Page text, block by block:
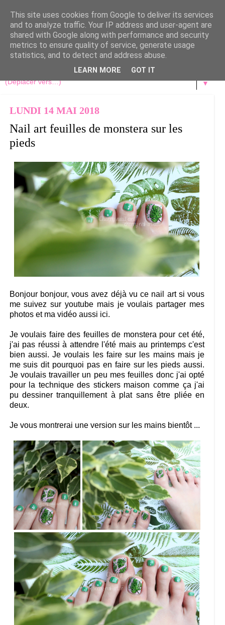
▼
LUNDI 14 MAI 2018
Nail art feuilles de monstera sur les
pieds
Bonjour bonjour, vous avez déjà vu ce nail art si vous
me suivez sur youtube mais je voulais partager mes
photos et ma vidéo aussi ici.
Je voulais faire des feuilles de monstera pour cet été,
j'ai pas réussi à attendre l'été mais au printemps c'est
bien aussi. Je voulais les faire sur les mains mais je
me suis dit pourquoi pas en faire sur les pieds aussi.
Je voulais travailler un peu mes feuilles donc j'ai opté
pour la technique des stickers maison comme ça j'ai
pu dessiner tranquillement à plat sans être pliée en
deux.
Je vous montrerai une version sur les mains bientôt ...
This site uses cookies from Google to deliver its services
and to analyze traffic. Your IP address and user-agent are
shared with Google along with performance and security
metrics to ensure quality of service, generate usage
statistics, and to detect and address abuse.
LEARN MORE GOT IT